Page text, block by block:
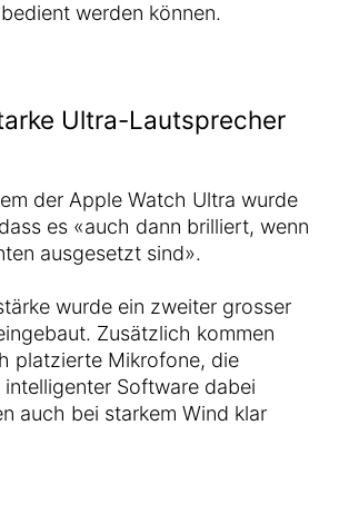
werden können.
Ultra-Lautsprecher
der Apple Watch Ultra wurde
es «auch dann brilliert, wenn
ausgesetzt sind».
wurde ein zweiter grosser
Zusätzlich kommen
platzierte Mikrofone, die
intelligenter Software dabei
auch bei starkem Wind klar